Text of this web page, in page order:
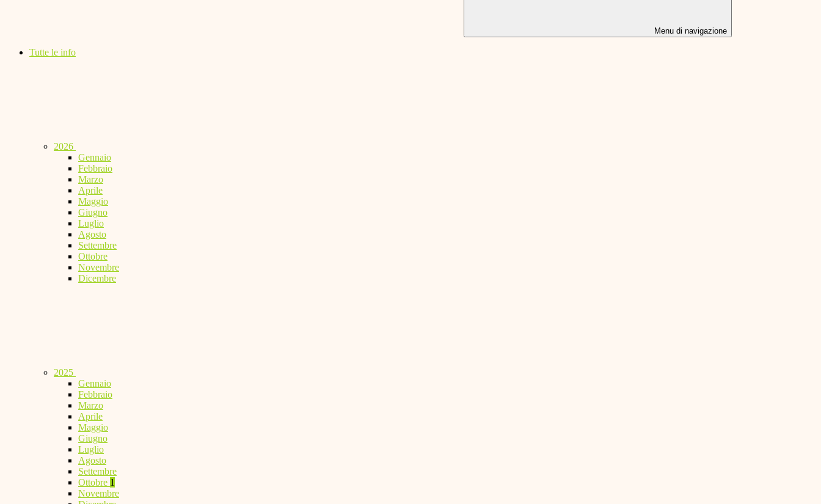
Menu di navigazione
Tutte le info
2026
Gennaio
Febbraio
Marzo
Aprile
Maggio
Giugno
Luglio
Agosto
Settembre
Ottobre
Novembre
Dicembre
2025
Gennaio
Febbraio
Marzo
Aprile
Maggio
Giugno
Luglio
Agosto
Settembre
Ottobre 1
Novembre